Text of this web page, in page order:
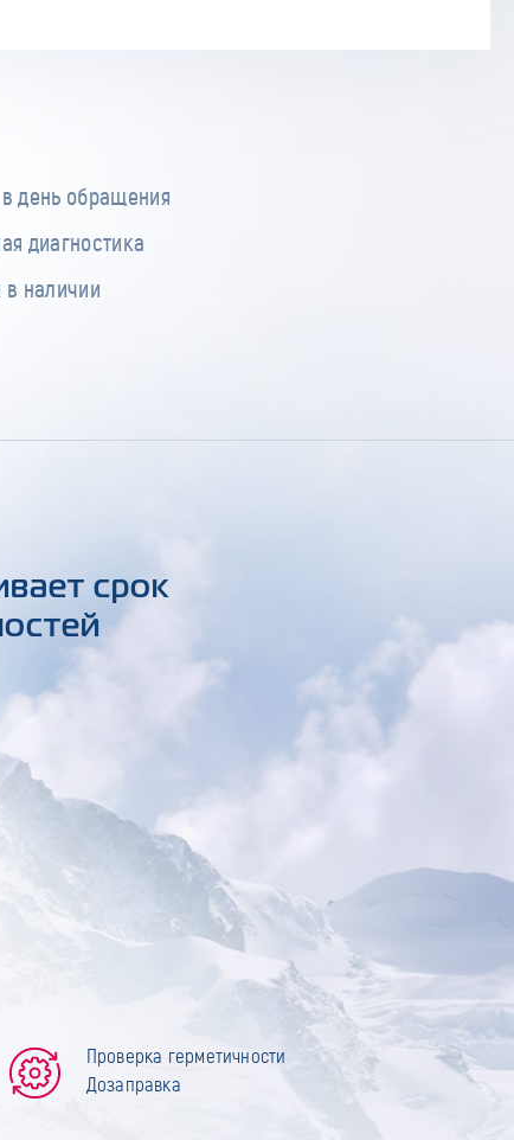
день обращения
диагностика
в наличии
срок
Проверка герметичности
Дозаправка